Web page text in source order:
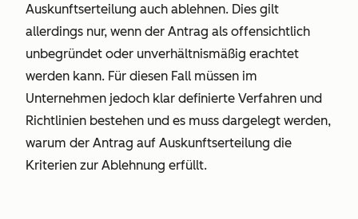
Auskunftserteilung auch ablehnen. Dies gilt
allerdings nur, wenn der Antrag als offensichtlich
unbegründet oder unverhältnismäßig erachtet
werden kann. Für diesen Fall müssen im
Unternehmen jedoch klar definierte Verfahren und
Richtlinien bestehen und es muss dargelegt werden,
warum der Antrag auf Auskunftserteilung die
Kriterien zur Ablehnung erfüllt.